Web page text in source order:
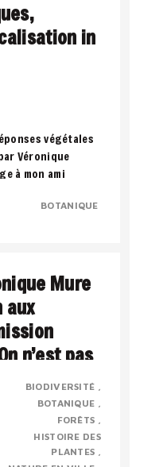
in
végétales
Véronique
à mon ami
BOTANIQUE
Mure
aux
n’est pas
par Jordan
2022.
est botaniste
BIODIVERSITÉ
BOTANIQUE
FORÊTS
HISTOIRE DES
PLANTES